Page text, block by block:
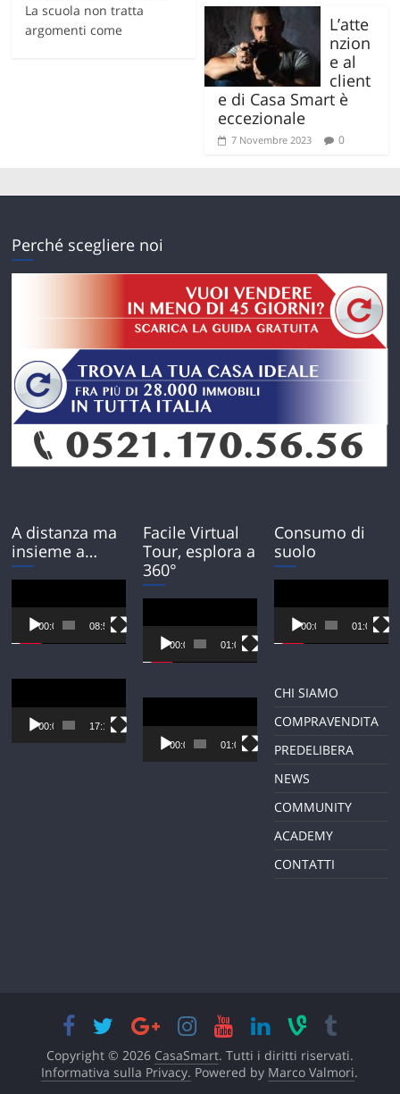
La scuola non tratta
argomenti come
L’atte
nzion
e al
client
e di Casa Smart è
eccezionale
7 Novembre 2023 0
Perché scegliere noi
A distanza ma
insieme a…
Player
00:00 08:54
Player
00:00 17:12
Facile Virtual
Tour, esplora a
360°
Player
00:00 01:01
Player
00:00 01:01
Consumo di
suolo
Player
00:00 01:01
CHI SIAMO
COMPRAVENDITA
PREDELIBERA
NEWS
COMMUNITY
ACADEMY
CONTATTI
Copyright © 2026 CasaSmart. Tutti i diritti riservati.
Informativa sulla Privacy. Powered by Marco Valmori.